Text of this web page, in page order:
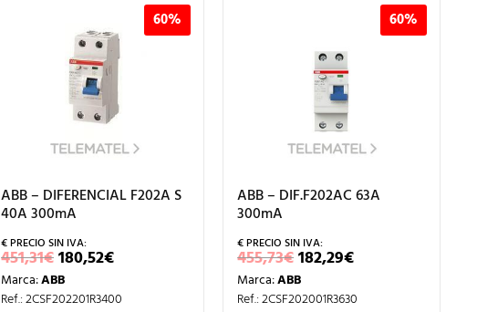
60%
ABB – DIFERENCIAL F202A S
40A 300mA
451,31€EL
PRECIO
ORIGINAL
ERA:
180,52€EL
PRECIO
ES:
Marca:ABB
Ref.: 2CSF202201R3400
60%
ABB – DIF.F202AC 63A
300mA
455,73€EL
PRECIO
ORIGINAL
ERA:
182,29€EL
PRECIO
ES:
Marca:ABB
Ref.: 2CSF202001R3630